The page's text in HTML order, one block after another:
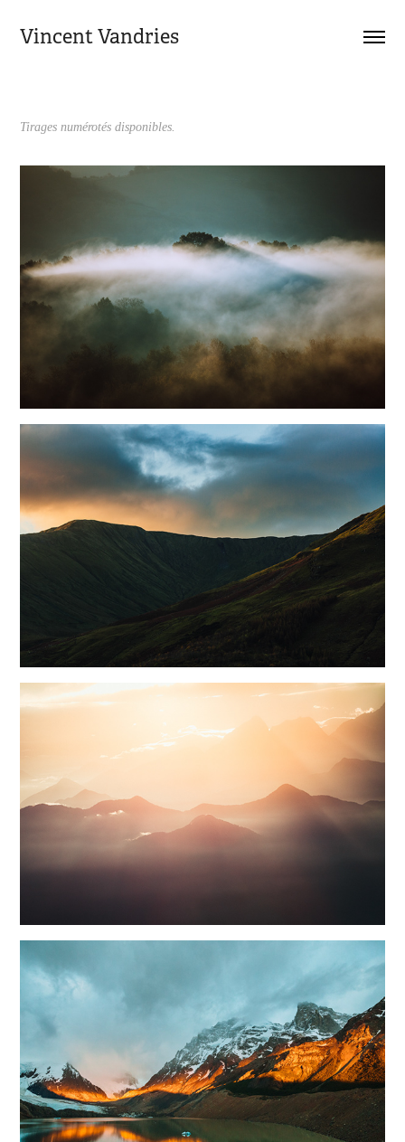
Vincent Vandries
Tirages numérotés disponibles.